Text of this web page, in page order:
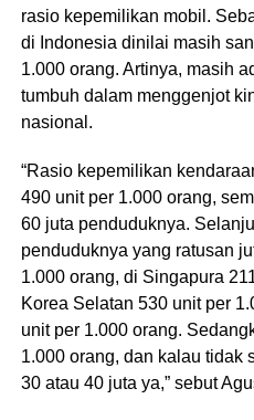
rasio kepemilikan mobil.
di Indonesia dinilai masih
1.000 orang. Artinya, masih
tumbuh dalam menggenjot
nasional.
“Rasio kepemilikan
490 unit per 1.000 orang,
60 juta penduduknya.
penduduknya yang ratusan
1.000 orang, di Singapura
Korea Selatan 530 unit per
unit per 1.000 orang.
1.000 orang, dan kalau tidak
30 atau 40 juta ya,” sebut